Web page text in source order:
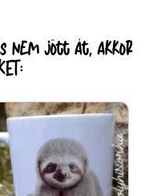
nem jött át, akkor